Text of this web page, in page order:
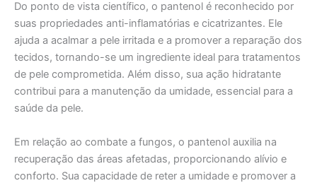
Do ponto de vista científico, o pantenol é reconhecido por
suas propriedades anti-inflamatórias e cicatrizantes. Ele
ajuda a acalmar a pele irritada e a promover a reparação dos
tecidos, tornando-se um ingrediente ideal para tratamentos
de pele comprometida. Além disso, sua ação hidratante
contribui para a manutenção da umidade, essencial para a
saúde da pele.
Em relação ao combate a fungos, o pantenol auxilia na
recuperação das áreas afetadas, proporcionando alívio e
conforto. Sua capacidade de reter a umidade e promover a